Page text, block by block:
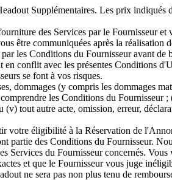
Supplémentaires. Les prix indiqués
des Services par le Fournisseur et
être communiquées après la réalisation
les Conditions du Fournisseur avant de
en conflit avec les présentes Conditions
se font à vos risques.
dommages (y compris les dommages
les Conditions du Fournisseur
tout autre acte, omission, erreur,
votre éligibilité à la Réservation de
partie des Conditions du Fournisseur.
du Fournisseur concernés. Vous
et que le Fournisseur vous juge
ne sera pas non plus tenu de